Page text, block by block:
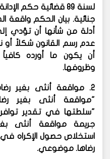
لسنة 89 قضائية
جنائية. بيان الحكم واقعة
أدلة من شأنها أن تؤدي
عدم رسم القانون شكلاً أو
أن يكون ما أورده كافياً
وظروفها.
2. مواقعة أنثى بغير رضاها وأركان الجريمة
"مواقعة أنثى بغير
"سلطتها في تقدير
جريمة مواقعة أنثى
استخلاص حصول الإكراه
رضاها. موضوعي.